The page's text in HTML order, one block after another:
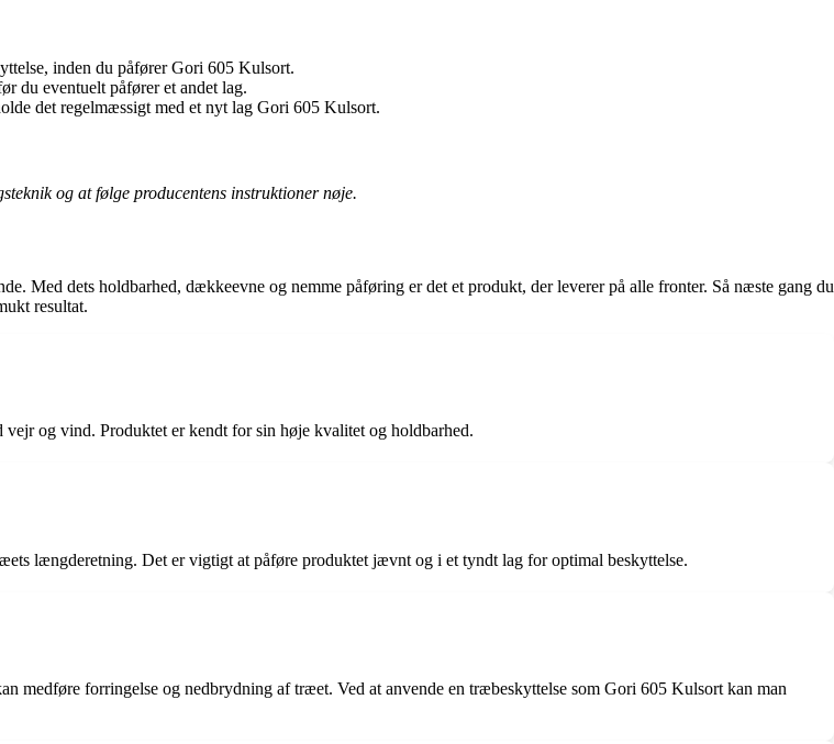
inden du påfører Gori 605 Kulsort.
du eventuelt påfører et andet lag.
det regelmæssigt med et nyt lag Gori 605 Kulsort.
og at følge producentens instruktioner nøje.
Med dets holdbarhed, dækkeevne og nemme påføring er det et produkt, der leverer på alle fronter. Så næste gang du
resultat.
og vind. Produktet er kendt for sin høje kvalitet og holdbarhed.
længderetning. Det er vigtigt at påføre produktet jævnt og i et tyndt lag for optimal beskyttelse.
medføre forringelse og nedbrydning af træet. Ved at anvende en træbeskyttelse som Gori 605 Kulsort kan man